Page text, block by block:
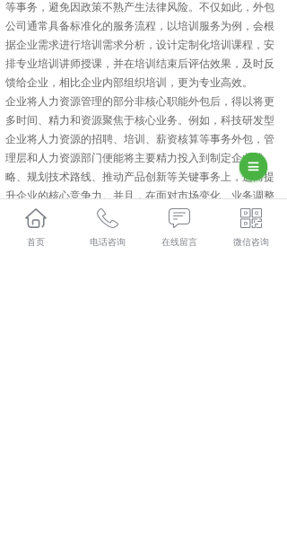
等事务，避免因政策不熟产生法律风险。不仅如此，外包
公司通常具备标准化的服务流程，以培训服务为例，会根
据企业需求进行培训需求分析，设计定制化培训课程，安
排专业培训讲师授课，并在培训结束后评估效果，及时反
馈给企业，相比企业内部组织培训，更为专业高效。
企业将人力资源管理的部分非核心职能外包后，得以将更
多时间、精力和资源聚焦于核心业务。例如，科技研发型
企业将人力资源的招聘、培训、薪资核算等事务外包，管
理层和人力资源部门便能将主要精力投入到制定企业战
略、规划技术路线、推动产品创新等关键事务上，进而提
升企业的核心竞争力。并且，在面对市场变化、业务调整
或企业规模扩张收缩时，人力资源外包赋予企业更强的灵
首页 电话咨询 在线留言 微信咨询